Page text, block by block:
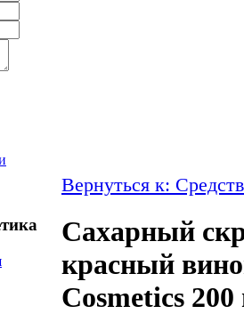
Вернуться к:
Сахарный
красный
Cosmetics 200